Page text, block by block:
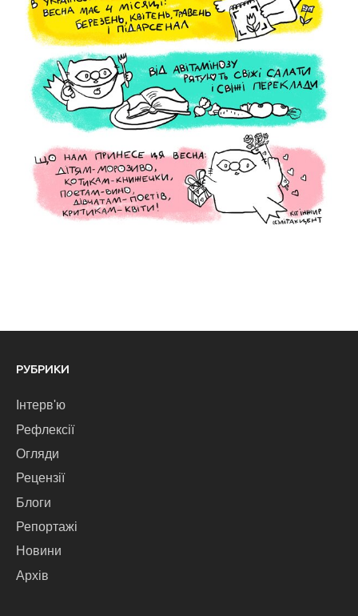
РУБРИКИ
Інтерв'ю
Рефлексії
Огляди
Рецензії
Блоги
Репортажі
Новини
Архів